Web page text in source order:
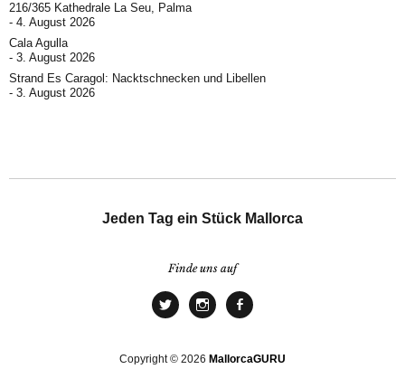
216/365 Kathedrale La Seu, Palma
4. August 2026
Cala Agulla
3. August 2026
Strand Es Caragol: Nacktschnecken und Libellen
3. August 2026
Jeden Tag ein Stück Mallorca
Finde uns auf
Copyright © 2026 MallorcaGURU